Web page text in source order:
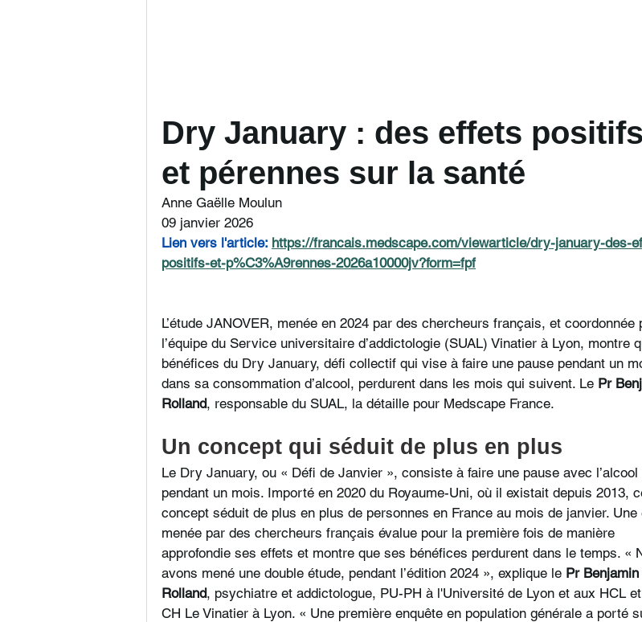
Dry January : des effets positifs
et pérennes sur la santé
Anne Gaëlle Moulun
09 janvier 2026
Lien vers l'article: https://francais.medscape.com/viewarticle/dry-january-des-
positifs-et-p%C3%A9rennes-2026a10000jv?form=fpf
L’étude JANOVER, menée en 2024 par des chercheurs français, et coordonnée
l’équipe du Service universitaire d’addictologie (SUAL) Vinatier à Lyon, montre
bénéfices du Dry January, défi collectif qui vise à faire une pause pendant un
dans sa consommation d’alcool, perdurent dans les mois qui suivent. Le Pr
Rolland, responsable du SUAL, la détaille pour Medscape France.
Un concept qui séduit de plus en plus
Le Dry January, ou « Défi de Janvier », consiste à faire une pause avec l’alcool
pendant un mois. Importé en 2020 du Royaume-Uni, où il existait depuis 2013,
concept séduit de plus en plus de personnes en France au mois de janvier. Une
menée par des chercheurs français évalue pour la première fois de manière
approfondie ses effets et montre que ses bénéfices perdurent dans le temps. «
avons mené une double étude, pendant l’édition 2024 », explique le Pr Benjamin
Rolland, psychiatre et addictologue, PU-PH à l'Université de Lyon et aux HCL
CH Le Vinatier à Lyon. « Une première enquête en population générale a porté